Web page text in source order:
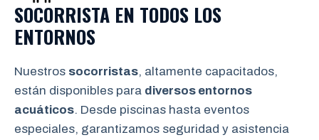
SOCORRISTA EN TODOS LOS
ENTORNOS
Nuestros socorristas, altamente capacitados,
están disponibles para diversos entornos
acuáticos. Desde piscinas hasta eventos
especiales, garantizamos seguridad y asistencia